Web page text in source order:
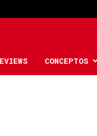
Car CONCEPTOS